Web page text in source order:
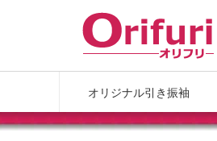
オリジナル引き振袖